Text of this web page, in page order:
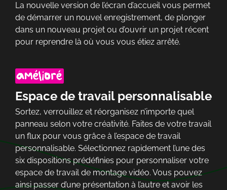
La nouvelle version de l’écran d’accueil vous permet
de démarrer un nouvel enregistrement, de plonger
dans un nouveau projet ou d’ouvrir un projet récent
pour reprendre là où vous vous étiez arrêté.
Espace de travail personnalisable
Sortez, verrouillez et réorganisez n’importe quel
panneau selon votre créativité. Faites de votre travail
un flux pour vous grâce à l’espace de travail
personnalisable. Sélectionnez rapidement l’une des
six dispositions prédéfinies pour personnaliser votre
espace de travail de montage vidéo. Vous pouvez
ainsi passer d’une présentation à l’autre et avoir les